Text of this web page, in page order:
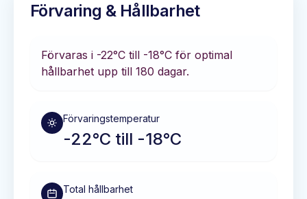
Förvaring & Hållbarhet
Förvaras i -22°C till -18°C för optimal
hållbarhet upp till 180 dagar.
Förvaringstemperatur
-22°C till -18°C
Total hållbarhet